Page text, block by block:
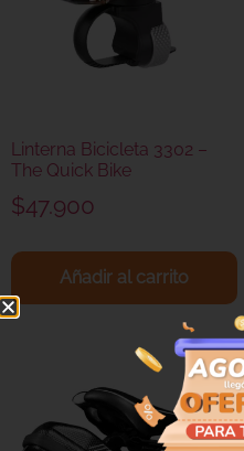
Linterna Bicicleta 3302 –
The Quick Bike
$47.900
Añadir al carrito
¡Oferta!